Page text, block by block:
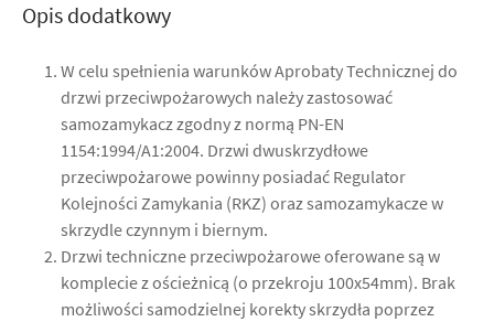
Opis dodatkowy
W celu spełnienia warunków Aprobaty Technicznej do
drzwi przeciwpożarowych należy zastosować
samozamykacz zgodny z normą PN-EN
1154:1994/A1:2004. Drzwi dwuskrzydłowe
przeciwpożarowe powinny posiadać Regulator
Kolejności Zamykania (RKZ) oraz samozamykacze w
skrzydle czynnym i biernym.
Drzwi techniczne przeciwpożarowe oferowane są w
komplecie z ościeżnicą (o przekroju 100x54mm). Brak
możliwości samodzielnej korekty skrzydła poprzez